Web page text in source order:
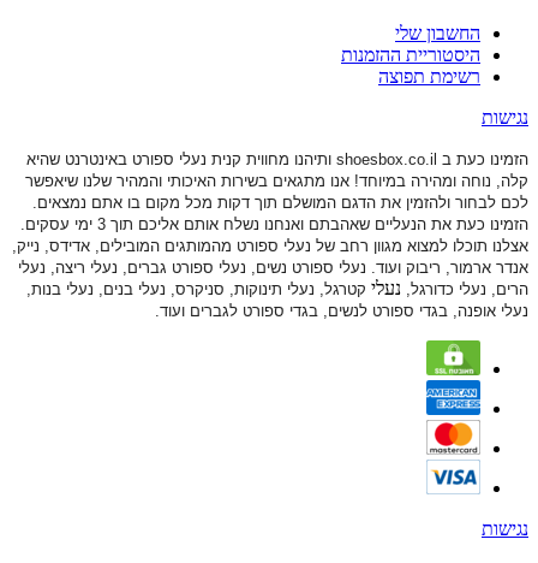
החשבון שלי
היסטוריית ההזמנות
רשימת תפוצה
נגישות
הזמינו כעת ב shoesbox.co.il ותיהנו מחווית קנית נעלי ספורט באינטרנט שהיא
קלה, נוחה ומהירה במיוחד! אנו מתגאים בשירות האיכותי והמהיר שלנו שיאפשר
לכם לבחור ולהזמין את הדגם המושלם תוך דקות מכל מקום בו אתם נמצאים.
הזמינו כעת את הנעליים שאהבתם ואנחנו נשלח אותם אליכם תוך 3 ימי עסקים.
אצלנו תוכלו למצוא מגוון רחב של נעלי ספורט מהמותגים המובילים, אדידס, נייק,
אנדר ארמור, ריבוק ועוד. נעלי ספורט נשים, נעלי ספורט גברים, נעלי ריצה, נעלי
הרים, נעלי כדורגל, נעלי קטרגל, נעלי תינוקות, סניקרס, נעלי בנים, נעלי בנות,
נעלי אופנה, בגדי ספורט לנשים, בגדי ספורט לגברים ועוד.
נגישות